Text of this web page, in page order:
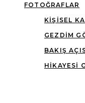
FOTOĞRAFLAR
KIŞISEL
GEZDIM
BAKIŞ
HIKAYESI